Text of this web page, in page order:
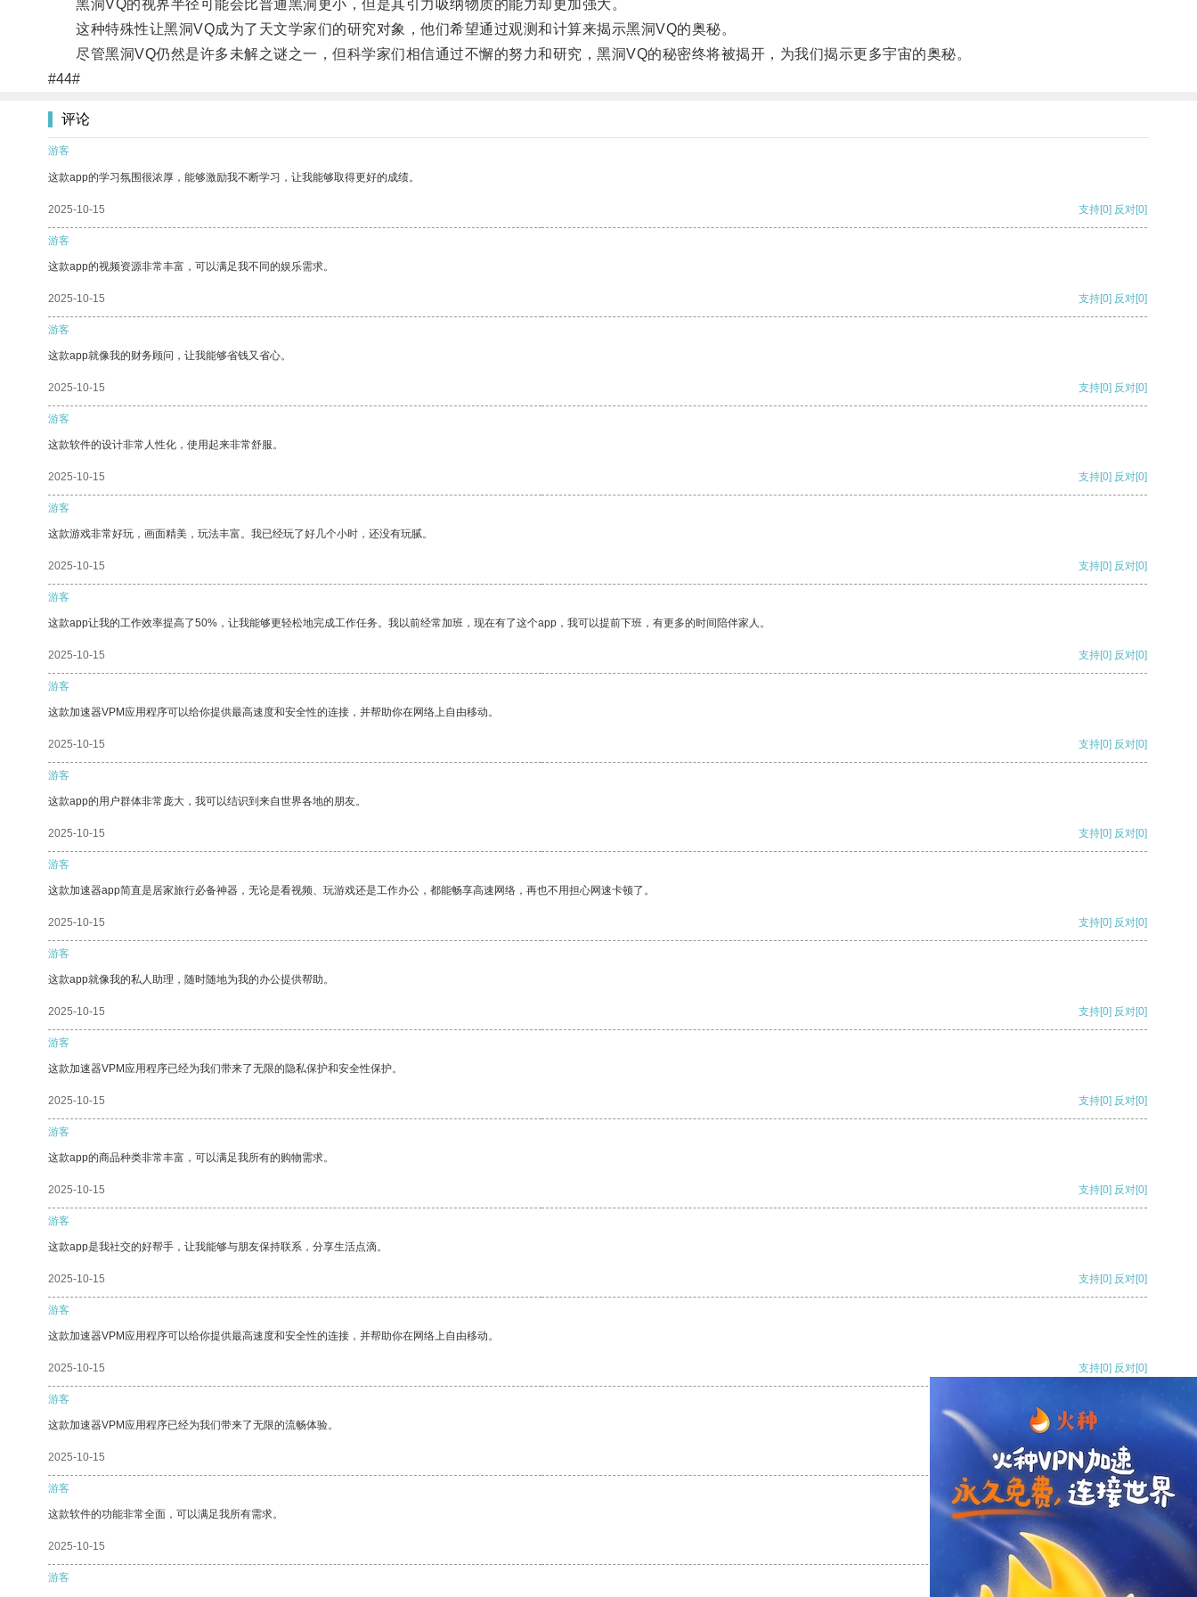
黑洞VQ的视界半径可能会比普通黑洞更小，但是其引力吸纳物质的能力却更加强大。
这种特殊性让黑洞VQ成为了天文学家们的研究对象，他们希望通过观测和计算来揭示黑洞VQ的奥秘。
尽管黑洞VQ仍然是许多未解之谜之一，但科学家们相信通过不懈的努力和研究，黑洞VQ的秘密终将被揭开，为我们揭示更多宇宙的奥秘。
#44#
评论
游客
这款app的学习氛围很浓厚，能够激励我不断学习，让我能够取得更好的成绩。
2025-10-15 支持[0] 反对[0]
游客
这款app的视频资源非常丰富，可以满足我不同的娱乐需求。
2025-10-15 支持[0] 反对[0]
游客
这款app就像我的财务顾问，让我能够省钱又省心。
2025-10-15 支持[0] 反对[0]
游客
这款软件的设计非常人性化，使用起来非常舒服。
2025-10-15 支持[0] 反对[0]
游客
这款游戏非常好玩，画面精美，玩法丰富。我已经玩了好几个小时，还没有玩腻。
2025-10-15 支持[0] 反对[0]
游客
这款app让我的工作效率提高了50%，让我能够更轻松地完成工作任务。我以前经常加班，现在有了这个app，我可以提前下班，有更多的时间陪伴家人。
2025-10-15 支持[0] 反对[0]
游客
这款加速器VPM应用程序可以给你提供最高速度和安全性的连接，并帮助你在网络上自由移动。
2025-10-15 支持[0] 反对[0]
游客
这款app的用户群体非常庞大，我可以结识到来自世界各地的朋友。
2025-10-15 支持[0] 反对[0]
游客
这款加速器app简直是居家旅行必备神器，无论是看视频、玩游戏还是工作办公，都能畅享高速网络，再也不用担心网速卡顿了。
2025-10-15 支持[0] 反对[0]
游客
这款app就像我的私人助理，随时随地为我的办公提供帮助。
2025-10-15 支持[0] 反对[0]
游客
这款加速器VPM应用程序已经为我们带来了无限的隐私保护和安全性保护。
2025-10-15 支持[0] 反对[0]
游客
这款app的商品种类非常丰富，可以满足我所有的购物需求。
2025-10-15 支持[0] 反对[0]
游客
这款app是我社交的好帮手，让我能够与朋友保持联系，分享生活点滴。
2025-10-15 支持[0] 反对[0]
游客
这款加速器VPM应用程序可以给你提供最高速度和安全性的连接，并帮助你在网络上自由移动。
2025-10-15 支持[0] 反对[0]
游客
这款加速器VPM应用程序已经为我们带来了无限的流畅体验。
2025-10-15 支持[0] 反对
游客
这款软件的功能非常全面，可以满足我所有需求。
2025-10-15 支持
游客